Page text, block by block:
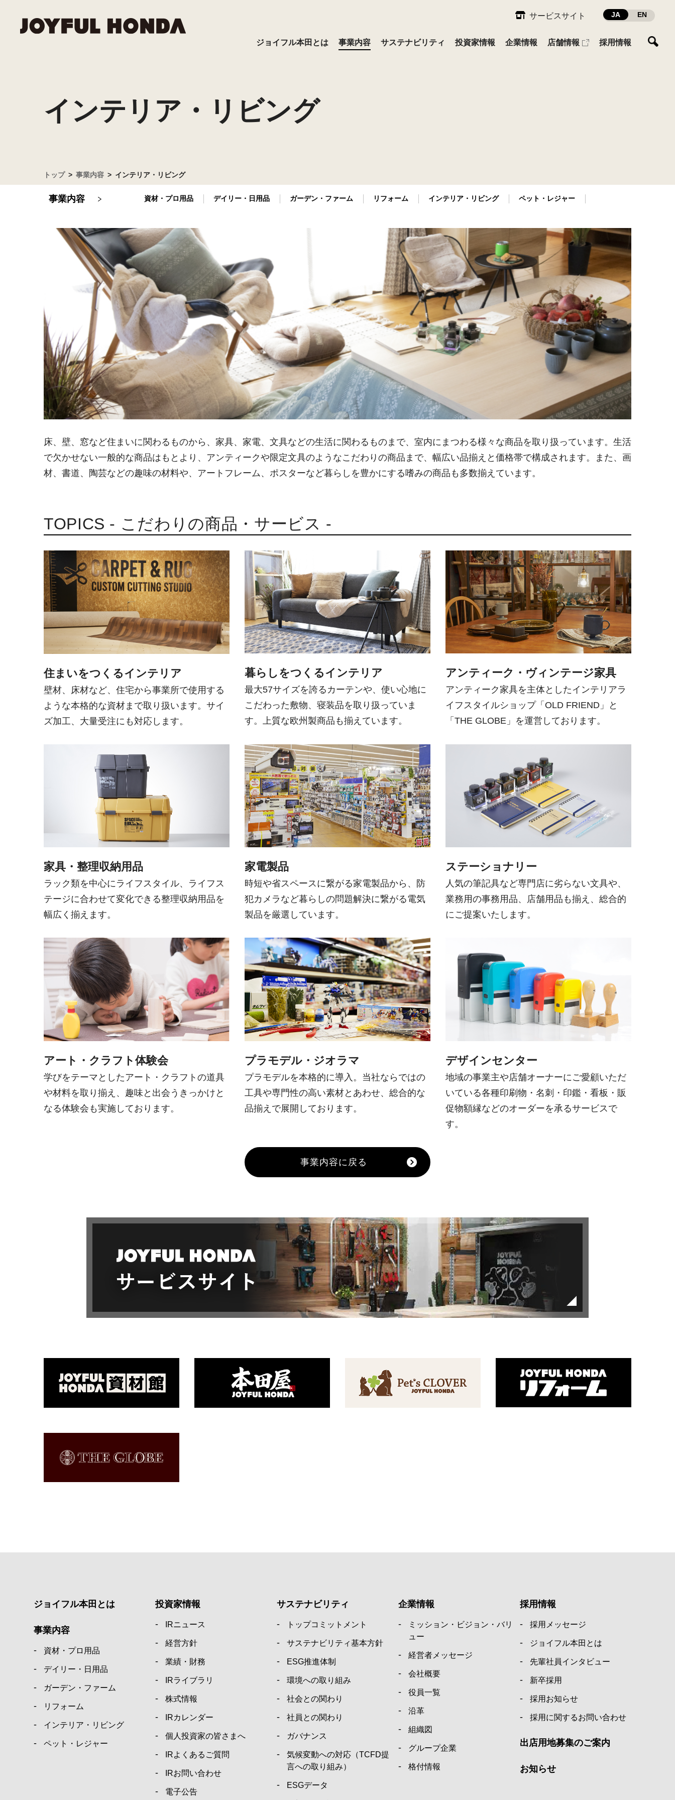
インテリア・リビング
トップ 事業内容 インテリア・リビング
事業内容 資材・プロ用品 デイリー・日用品 ガーデン・ファーム リフォーム インテリア・リビング ペット・レジャー
床、壁、窓など住まいに関わるものから、家具、家電、文具などの生活に関わるものまで、室内にまつわる様々な商品を取り扱っています。生活
で欠かせない一般的な商品はもとより、アンティークや限定文具のようなこだわりの商品まで、幅広い品揃えと価格帯で構成されます。また、画
材、書道、陶芸などの趣味の材料や、アートフレーム、ポスターなど暮らしを豊かにする嗜みの商品も多数揃えています。
TOPICS - こだわりの商品・サービス -
住まいをつくるインテリア
壁材、床材など、住宅から事業所で使用する
ような本格的な資材まで取り扱います。サイ
ズ加工、大量受注にも対応します。
暮らしをつくるインテリア
最大57サイズを誇るカーテンや、使い心地に
こだわった敷物、寝装品を取り扱っていま
す。上質な欧州製商品も揃えています。
アンティーク・ヴィンテージ家具
アンティーク家具を主体としたインテリアラ
イフスタイルショップ「OLD FRIEND」と
「THE GLOBE」を運営しております。
家具・整理収納用品
ラック類を中心にライフスタイル、ライフス
テージに合わせて変化できる整理収納用品を
幅広く揃えます。
家電製品
時短や省スペースに繋がる家電製品から、防
犯カメラなど暮らしの問題解決に繋がる電気
製品を厳選しています。
ステーショナリー
人気の筆記具など専門店に劣らない文具や、
業務用の事務用品、店舗用品も揃え、総合的
にご提案いたします。
アート・クラフト体験会
学びをテーマとしたアート・クラフトの道具
や材料を取り揃え、趣味と出会うきっかけと
なる体験会も実施しております。
プラモデル・ジオラマ
プラモデルを本格的に導入。当社ならではの
工具や専門性の高い素材とあわせ、総合的な
品揃えで展開しております。
デザインセンター
地域の事業主や店舗オーナーにご愛顧いただ
いている各種印刷物・名刺・印鑑・看板・販
促物額縁などのオーダーを承るサービスで
す。
事業内容に戻る
ジョイフル本田とは
事業内容
資材・プロ用品
デイリー・日用品
ガーデン・ファーム
リフォーム
インテリア・リビング
ペット・レジャー
投資家情報
IRニュース
経営方針
業績・財務
IRライブラリ
株式情報
IRカレンダー
個人投資家の皆さまへ
IRよくあるご質問
IRお問い合わせ
電子公告
サステナビリティ
トップコミットメント
サステナビリティ基本方針
ESG推進体制
環境への取り組み
社会との関わり
社員との関わり
ガバナンス
気候変動への対応（TCFD提
言への取り組み）
ESGデータ
企業情報
ミッション・ビジョン・バリ
ュー
経営者メッセージ
会社概要
役員一覧
沿革
組織図
グループ企業
格付情報
採用情報
採用メッセージ
ジョイフル本田とは
先輩社員インタビュー
新卒採用
採用お知らせ
採用に関するお問い合わせ
出店用地募集のご案内
お知らせ
サービスサイト JA EN
ジョイフル本田とは
事業内容
リフォーム
事業内容
環境への取り組み
サステナビリティ
投資家情報 IRライブラリ
投資家情報
企業情報
役員一覧
企業情報 店舗情報
採用情報
新卒採用
採用情報